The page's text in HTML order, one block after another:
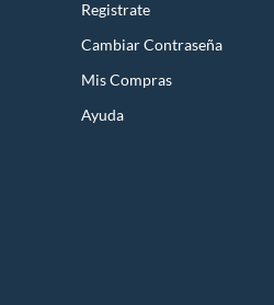
Registrate
Cambiar Contraseña
Mis Compras
Ayuda